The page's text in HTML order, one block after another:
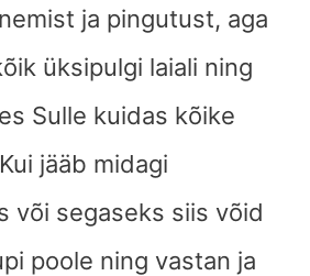
ja pingutust, aga
üksipulgi laiali ning
Sulle kuidas kõike
jääb midagi
või segaseks siis võid
poole ning vastan ja